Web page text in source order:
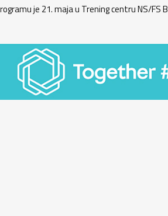
je 21. maja u Trening centru NS/FS